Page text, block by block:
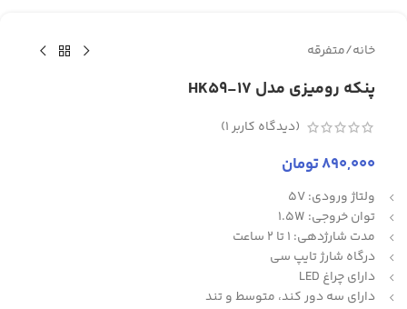
خانه/متفرقه
پنکه رومیزی مدل HK59-17
(دیدگاه کاربر1
)
890,000تومان
ولتاژ ورودی: 5V
توان خروجی: 1.5W
مدت شارژدهی: 1 تا 2 ساعت
درگاه شارژ تایپ سی
دارای چراغ LED
دارای سه دور کند، متوسط و تند